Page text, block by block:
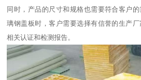
同时，产品的尺寸和规格也需要符合客户
璃钢盖板时，客户需要选择有信誉的生产
相关认证和检测报告。